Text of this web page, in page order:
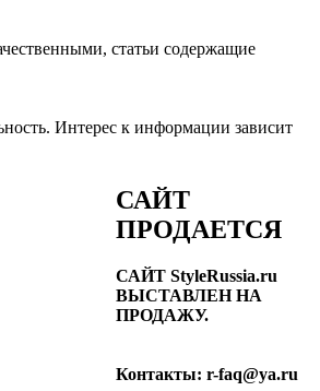
статьи содержащие
Интерес к информации зависит
САЙТ
ПРОДАЕТСЯ
САЙТ StyleRussia.ru
ВЫСТАВЛЕН НА
ПРОДАЖУ.
Контакты: r-faq@ya.ru